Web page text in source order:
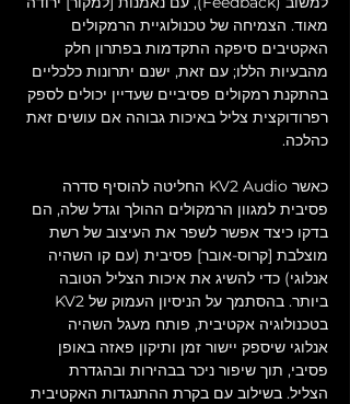
מאוד. הצמיחה של טכנולוגיית הרמקולים
האקטיבים סיפקה התקדמות בפתרון חלק
מהבעיות הללו; עם זאת, ישנם יתרונות כלכליים
בהתקנת רמקולים פסיביים שעדיין יכולים לספק
רפרודוקצית צליל באיכות גבוהה אם עושים זאת
כהלכה.
כאשר KV2 Audio החליטה להוסיף סדרה
פסיבית למגוון הרמקולים ההולך וגדל שלה, הם
בדקו כיצד אפשר לשפר את העיצוב של רשת
מוצלבת [קרוס-אובר] פסיבית (עם קו השהיה
אנלוגי) כדי להשיג את איכות הצליל הטובה
בטכנולוגיה אקטיבית, פותח מעגל השהיה
אנלוגי שיספק יישור זמן ותיקון פאזה באופן
פסיבי, תוך שיפור ניכר בבהירות ובהגדרת
הצליל. בשילוב עם בקרת ההתנגדות האקטיבית